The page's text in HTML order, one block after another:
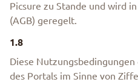
Picsure zu Stande und wird
(AGB) geregelt.
1.8
Diese
des Portals im Sinne von